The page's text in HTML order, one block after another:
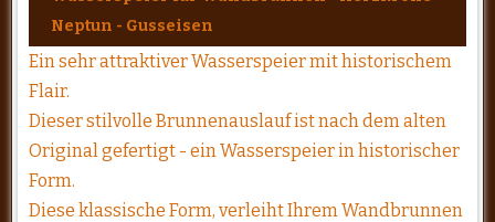
Neptun - Gusseisen
Ein sehr attraktiver Wasserspeier mit historischem
Flair.
Dieser stilvolle Brunnenauslauf ist nach dem alten
Original gefertigt - ein Wasserspeier in historischer
Form.
Diese klassische Form, verleiht Ihrem Wandbrunnen